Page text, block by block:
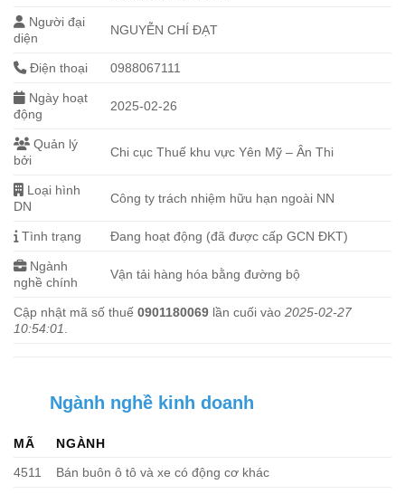
Người đại
diện
NGUYỄN CHÍ ĐẠT
Điện thoại 0988067111
Ngày hoạt
động
2025-02-26
Quản lý
bởi
Chi cục Thuế khu vực Yên Mỹ – Ân Thi
Loại hình
DN
Công ty trách nhiệm hữu hạn ngoài NN
Tình trạng Đang hoạt động (đã được cấp GCN ĐKT)
Ngành
nghề chính
Vận tải hàng hóa bằng đường bộ
Cập nhật mã số thuế 0901180069 lần cuối vào 2025-02-27
10:54:01
Ngành nghề kinh doanh
MÃ
NGÀNH
4511
Bán buôn ô tô và xe có động cơ khác